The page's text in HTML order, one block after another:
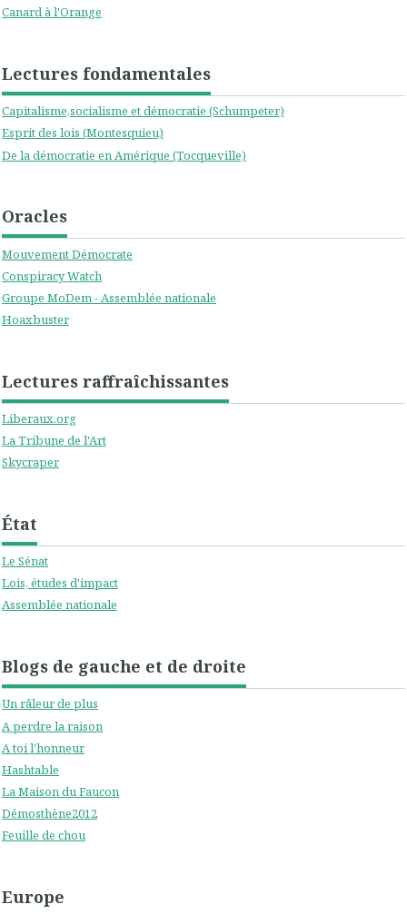
Canard à l'Orange
Lectures fondamentales
Capitalisme,socialisme et démocratie (Schumpeter)
Esprit des lois (Montesquieu)
De la démocratie en Amérique (Tocqueville)
Oracles
Mouvement Démocrate
Conspiracy Watch
Groupe MoDem - Assemblée nationale
Hoaxbuster
Lectures raffraîchissantes
Liberaux.org
La Tribune de l'Art
Skycraper
État
Le Sénat
Lois, études d'impact
Assemblée nationale
Blogs de gauche et de droite
Un râleur de plus
A perdre la raison
A toi l'honneur
Hashtable
La Maison du Faucon
Démosthène2012
Feuille de chou
Europe